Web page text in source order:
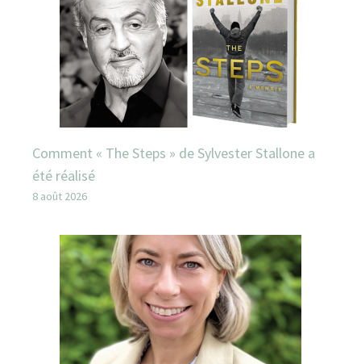
Comment « The Steps » de Sylvester Stallone a
été réalisé
8 août 2026